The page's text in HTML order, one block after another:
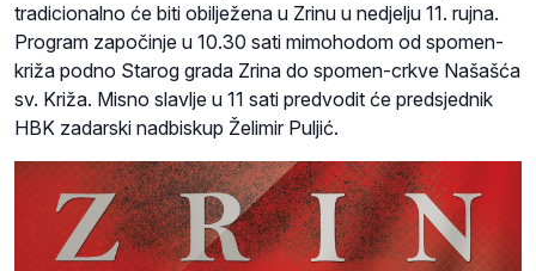
tradicionalno će biti obilježena u Zrinu u nedjelju 11. rujna.
Program započinje u 10.30 sati mimohodom od spomen-
križa podno Starog grada Zrina do spomen-crkve Našašća
sv. Križa. Misno slavlje u 11 sati predvodit će predsjednik
HBK zadarski nadbiskup Želimir Puljić.